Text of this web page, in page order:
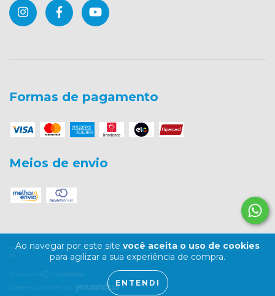
Ao navegar por este site você aceita o uso de cookies
para agilizar a sua experiência de compra.
ENTENDI
Formas de pagamento
Meios de envio
2021 © TKLA Gráfica Campos Ltda - Todos os direitos reservados | CNPJ: 16.646.690/0001-
Desenvolvimento: